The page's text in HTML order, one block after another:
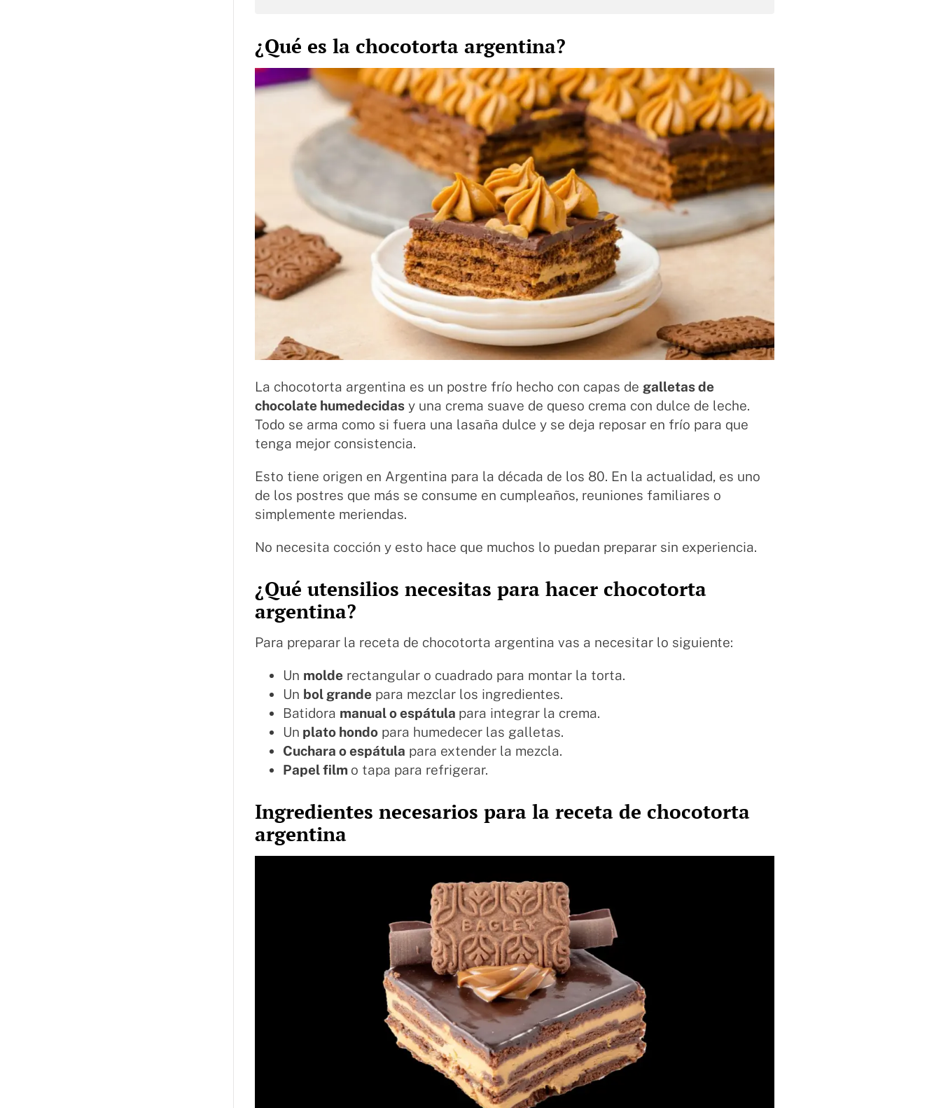
¿Qué es la chocotorta argentina?
La chocotorta argentina es un postre frío hecho con capas de galletas de
chocolate humedecidas y una crema suave de queso crema con dulce de leche.
Todo se arma como si fuera una lasaña dulce y se deja reposar en frío para que
tenga mejor consistencia.
Esto tiene origen en Argentina para la década de los 80. En la actualidad, es uno
de los postres que más se consume en cumpleaños, reuniones familiares o
simplemente meriendas.
No necesita cocción y esto hace que muchos lo puedan preparar sin experiencia.
¿Qué utensilios necesitas para hacer chocotorta
argentina?
Para preparar la receta de chocotorta argentina vas a necesitar lo siguiente:
Un molde rectangular o cuadrado para montar la torta.
Un bol grande para mezclar los ingredientes.
Batidora manual o espátula para integrar la crema.
Un plato hondo para humedecer las galletas.
Cuchara o espátula para extender la mezcla.
Papel film o tapa para refrigerar.
Ingredientes necesarios para la receta de chocotorta
argentina